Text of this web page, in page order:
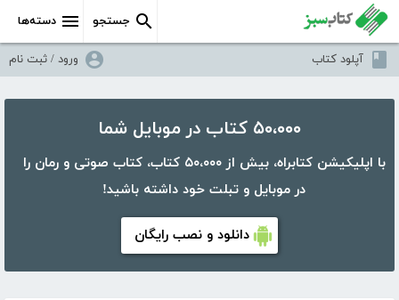
دسته‌ها جستجو
آپلود کتاب ورود / ثبت نام
۵۰،۰۰۰ کتاب در موبایل شما
با اپلیکیشن کتابراه، بیش از ۵۰،۰۰۰ کتاب، کتاب صوتی و رمان را
در موبایل و تبلت خود داشته باشید!
دانلود و نصب رایگان